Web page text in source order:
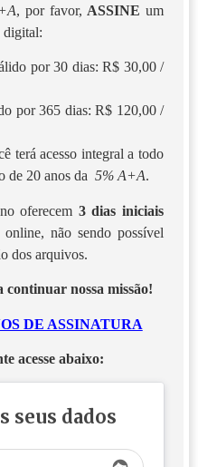
, por favor, ASSINE um
digital:
por 30 dias: R$ 30,00 /
por 365 dias: R$ 120,00 /
terá acesso integral a todo
de 20 anos da 5% A+A.
oferecem 3 dias iniciais
não sendo possível
dos arquivos.
continuar nossa missão!
DE ASSINATURA
acesse abaixo:
seus dados